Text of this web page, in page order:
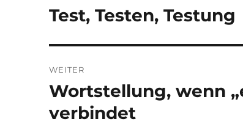
Vorheriger
Test, Testen, Testung
WEITER
Nächster
Beitrag:
Wortstellung, wenn
verbindet